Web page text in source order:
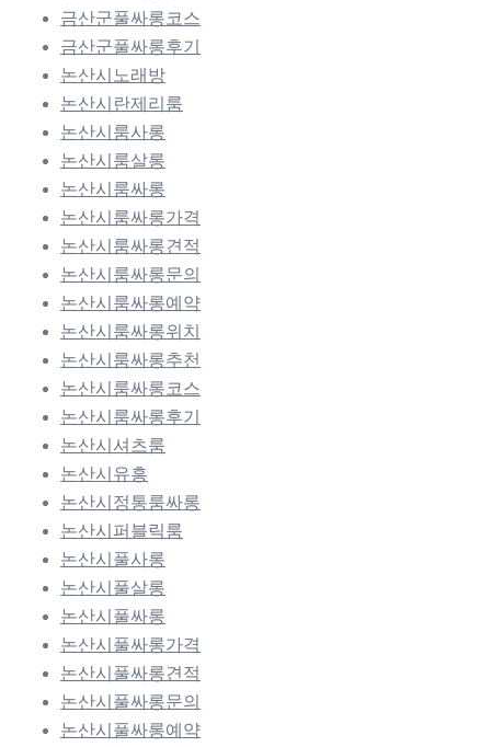
금산군풀싸롱코스
금산군풀싸롱후기
논산시노래방
논산시란제리룸
논산시룸사롱
논산시룸살롱
논산시룸싸롱
논산시룸싸롱가격
논산시룸싸롱견적
논산시룸싸롱문의
논산시룸싸롱예약
논산시룸싸롱위치
논산시룸싸롱추천
논산시룸싸롱코스
논산시룸싸롱후기
논산시셔츠룸
논산시유흥
논산시정통룸싸롱
논산시퍼블릭룸
논산시풀사롱
논산시풀살롱
논산시풀싸롱
논산시풀싸롱가격
논산시풀싸롱견적
논산시풀싸롱문의
논산시풀싸롱예약